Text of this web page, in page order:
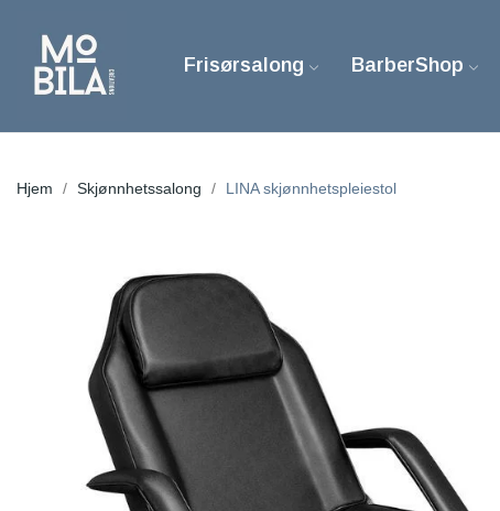
Frisørsalong BarberShop
Hjem Skjønnhetssalong LINA skjønnhetspleiestol